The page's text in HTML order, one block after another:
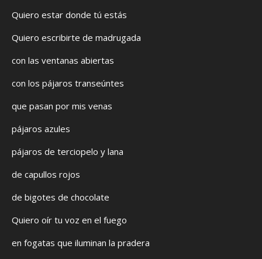
Quiero estar donde tú estás
Quiero escribirte de madrugada
con las ventanas abiertas
con los pájaros transeúntes
que pasan por mis venas
pájaros azules
pájaros de terciopelo y lana
de capullos rojos
de bigotes de chocolate
Quiero oír tu voz en el fuego
en fogatas que iluminan la pradera